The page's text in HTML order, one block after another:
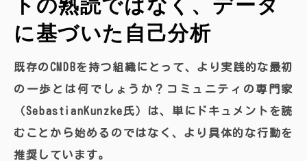
に基づいた自己分析
既存のCMDBを持つ組織にとって、より実践的な最初
の一歩とは何でしょうか？コミュニティの専門家
（SebastianKunzke氏）は、単にドキュメントを読
むことから始めるのではなく、より具体的な行動を
推奨しています。